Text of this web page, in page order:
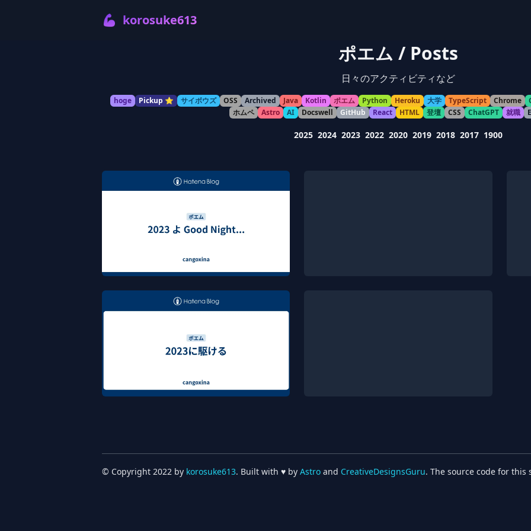
💪 korosuke613
ポエム / Posts
日々のアクティビティなど
hoge Pickup ⭐️ サイボウズ OSS Archived Java Kotlin ポエム Python Heroku 大学 TypeScript Chrome
ホムペ
Astro AI Docswell GitHub React HTML 登壇 CSS ChatGPT 就職
2025 2024 2023 2022 2020 2019 2018 2017 1900
2023 よ Good Night...
© Copyright 2022 by korosuke613. Built with ♥ by Astro and CreativeDesignsGuru. The source code for this